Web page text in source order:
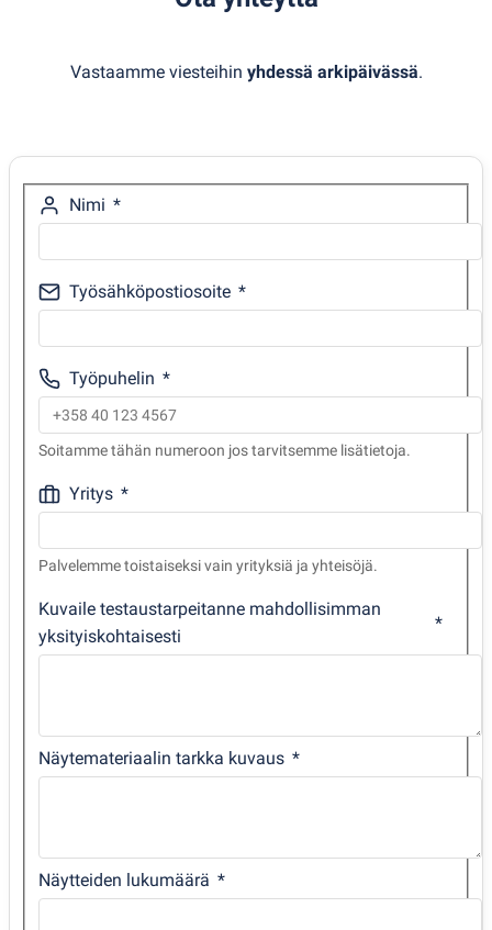
Vastaamme viesteihin yhdessä arkipäivässä.
Nimi
Työsähköpostiosoite
Työpuhelin
Soitamme tähän numeroon jos tarvitsemme lisätietoja.
Yritys
Palvelemme toistaiseksi vain yrityksiä ja yhteisöjä.
Kuvaile testaustarpeitanne mahdollisimman
yksityiskohtaisesti
Näytemateriaalin tarkka kuvaus
Näytteiden lukumäärä